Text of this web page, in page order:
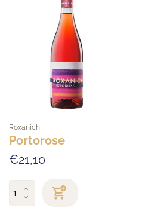
Roxanich
Portorose
€21,10